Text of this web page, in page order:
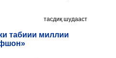
тасдиқ шудааст
табиии миллии